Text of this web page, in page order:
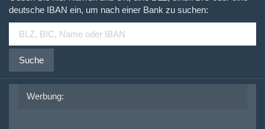
deutsche IBAN ein, um nach einer Bank zu suchen:
Suche
Werbung: